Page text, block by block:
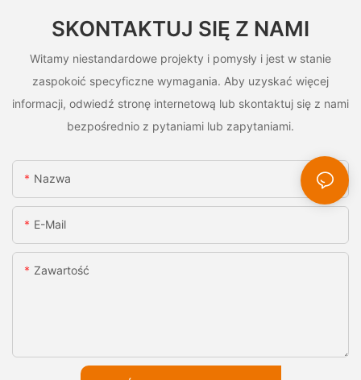
SKONTAKTUJ SIĘ Z NAMI
Witamy niestandardowe projekty i pomysły i jest w stanie
zaspokoić specyficzne wymagania. Aby uzyskać więcej
informacji, odwiedź stronę internetową lub skontaktuj się z nami
bezpośrednio z pytaniami lub zapytaniami.
Nazwa
E-Mail
Zawartość